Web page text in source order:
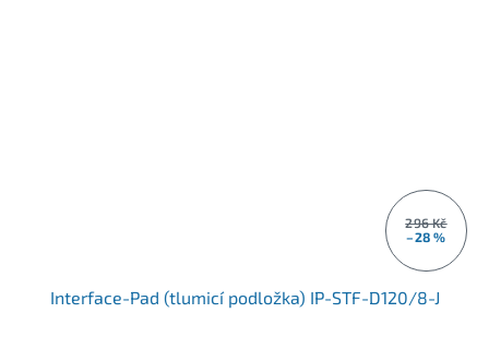
296 Kč
–28 %
Interface-Pad (tlumicí podložka) IP-STF-D120/8-J